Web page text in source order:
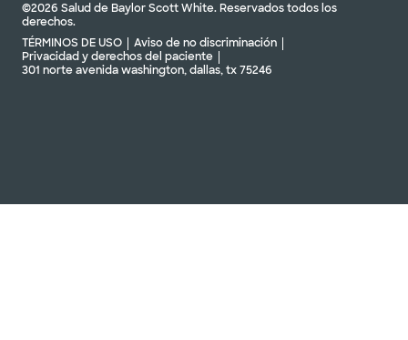
©2026 Salud de Baylor Scott White. Reservados todos los
derechos.
TÉRMINOS DE USO
Aviso de no discriminación
Privacidad y derechos del paciente
301 norte avenida washington, dallas, tx 75246